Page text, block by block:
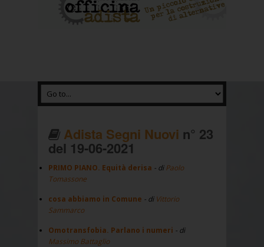
Adista Segni Nuovi n° 23
del 19-06-2021
PRIMO PIANO. Equità derisa - diPaolo
Tomassone
cosa abbiamo in Comune - di Vittorio
Sammarco
Omotransfobia. Parlano i numeri - di
Massimo Battaglio